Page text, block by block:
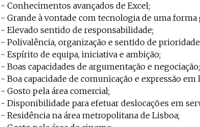
- Conhecimentos avançados de Excel;
- Grande à vontade com tecnologia de uma
- Elevado sentido de responsabilidade;
- Polivalência, organização e sentido de
- Espírito de equipa, iniciativa e ambição;
- Boas capacidades de argumentação e negociação;
- Boa capacidade de comunicação e expressão
- Gosto pela área comercial;
- Disponibilidade para efetuar deslocações em
- Residência na área metropolitana de Lisboa;